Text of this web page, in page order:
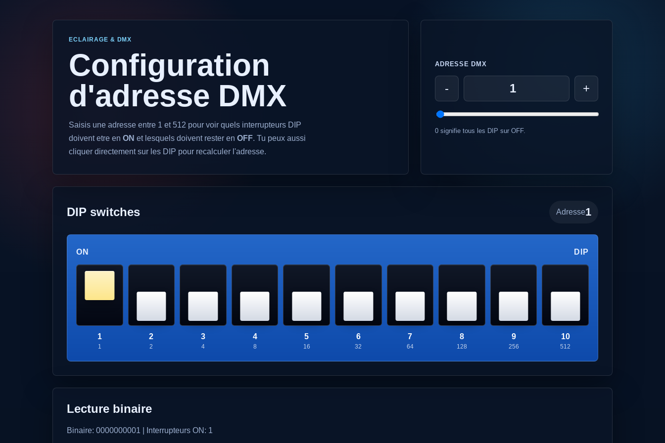
ECLAIRAGE & DMX
Configuration
d'adresse DMX
Saisis une adresse entre 1 et 512 pour voir quels interrupteurs DIP
doivent etre en ON et lesquels doivent rester en OFF. Tu peux aussi
cliquer directement sur les DIP pour recalculer l'adresse.
ADRESSE DMX
- +
0 signifie tous les DIP sur OFF.
DIP switches Adresse1
ON DIP
1
1
2
2
3
4
4
8
5
16
6
32
7
64
8
128
9
256
10
512
Lecture binaire
Binaire: 0000000001 | Interrupteurs ON: 1